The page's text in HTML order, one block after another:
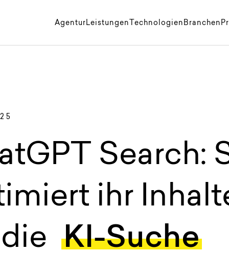
AgenturLeistungen Technologien Branchen
Search:
ihr
KI-Suche